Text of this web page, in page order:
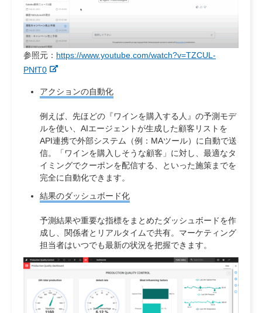
参照元： https://www.youtube.com/watch?v=TZCUL-
PNfT0
アクションの自動化
例えば、先ほどの『ワインを購入する人』の予測モデ
ルを使い、AIエージェントが生成した顧客リストを
API連携で外部システム（例：MAツール）に自動で送
信。「ワインを購入しそうな顧客」に対し、最適なタ
イミングでクーポンを配信する、といった施策までを
完全に自動化できます。
結果のダッシュボード化
予測結果や重要な指標をまとめたダッシュボードを作
成し、関係者とリアルタイムで共有。マーケティング
担当者はいつでも最新の状況を把握できます。